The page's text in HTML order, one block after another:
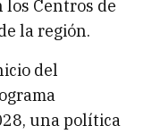
Centros de
la región.
del
una política